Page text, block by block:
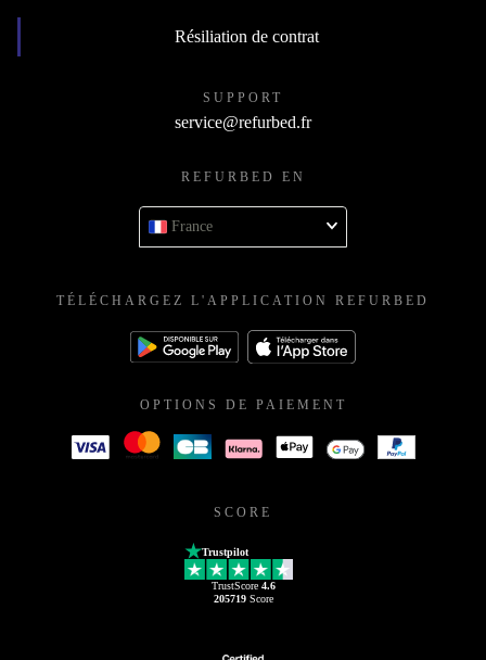
Résiliation de contrat
SUPPORT
service@refurbed.fr
REFURBED EN
France
TÉLÉCHARGEZ L'APPLICATION REFURBED
OPTIONS DE PAIEMENT
SCORE
Trustpilot
TrustScore 4.6
205719Score